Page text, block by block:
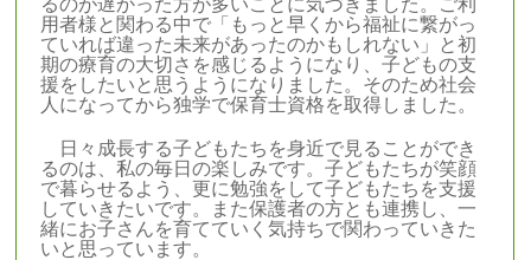
用者様と関わる中で「もっと早くから福祉に繋がっ
ていれば違った未来があったのかもしれない」と初
期の療育の大切さを感じるようになり、子どもの支
援をしたいと思うようになりました。そのため社会
人になってから独学で保育士資格を取得しました。
日々成長する子どもたちを身近で見ることができ
るのは、私の毎日の楽しみです。子どもたちが笑顔
で暮らせるよう、更に勉強をして子どもたちを支援
していきたいです。また保護者の方とも連携し、一
緒にお子さんを育てていく気持ちで関わっていきた
いと思っています。